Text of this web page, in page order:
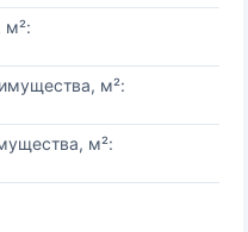
м²:
м²:
м²: